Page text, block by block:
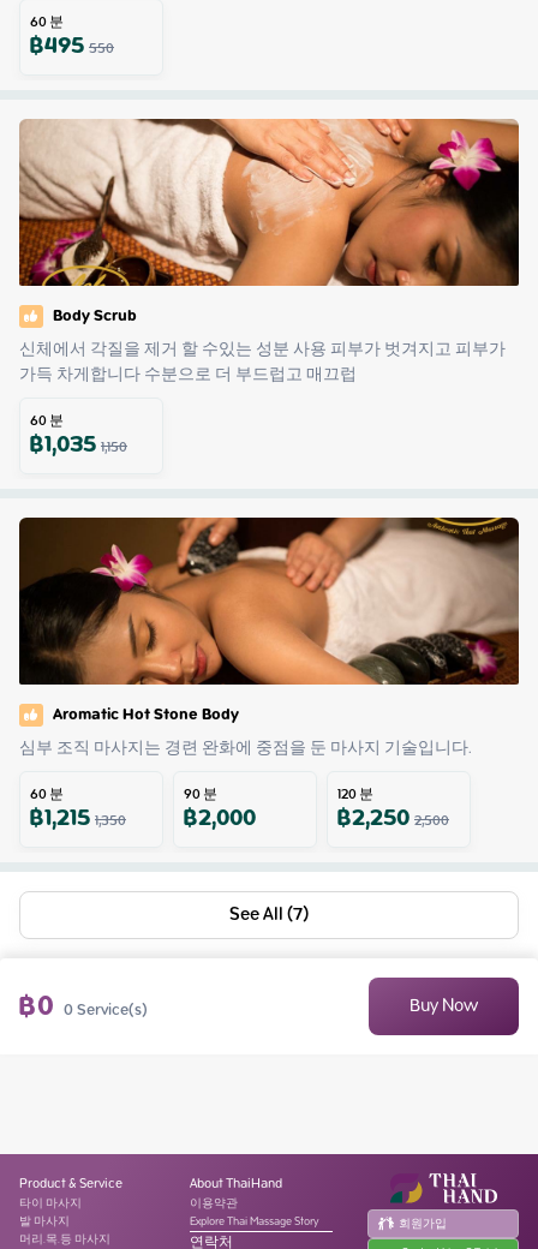
60분
฿495550
Body Scrub
신체에서 각질을 제거 할 수있는 성분 사용 피부가 벗겨지고 피부가
가득 차게합니다 수분으로 더 부드럽고 매끄럽
60분
฿1,0351,150
Aromatic Hot Stone Body
심부 조직 마사지는 경련 완화에 중점을 둔 마사지 기술입니다.
60분
฿1,2151,350
90분
฿2,000 120분
฿2,2502,500
See All (7)
฿0 0Service(s) Buy Now
Product & Service
타이 마사지
발 마사지
머리.목.등 마사지
About ThaiHand
이용약관
Explore Thai Massage Story
연락처
회원가입